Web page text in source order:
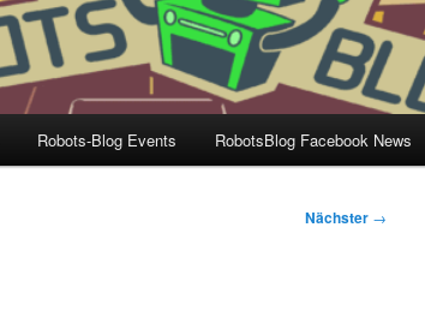
Robots-Blog Events RobotsBlog Facebook News
Nächster →